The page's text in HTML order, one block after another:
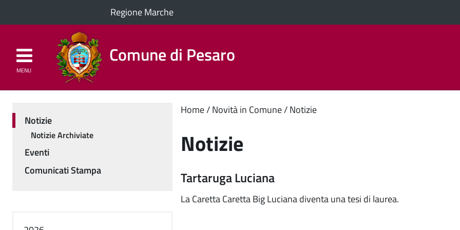
Regione Marche
Comune di Pesaro
MENU
Aree Tematiche
Contenuto
principale
Home Novità in Comune Notizie
Notizie
Tartaruga Luciana
La Caretta Caretta Big Luciana diventa una tesi di laurea.
Menu
Notizie
Notizie Archiviate
Eventi
Comunicati Stampa